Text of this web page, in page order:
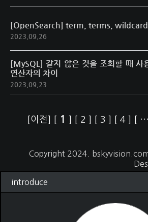
[OpenSearch] term, terms, wildcard
2023.09.26
[MySQL] 같지 않은 것을 조회할 때 사
연산자의 차이
2023.09.23
[이전] [ 1 ] [ 2 ] [ 3 ] [ 4 ] [ ···
Copyright 2024.
introduce